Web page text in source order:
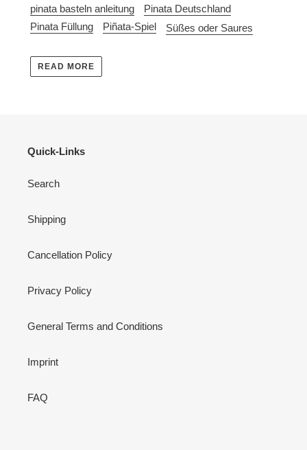
pinata basteln anleitung
Pinata Deutschland
Pinata Füllung
Piñata-Spiel Süßes oder Saures
READ MORE
Quick-Links
Search
Shipping
Cancellation Policy
Privacy Policy
General Terms and Conditions
Imprint
FAQ